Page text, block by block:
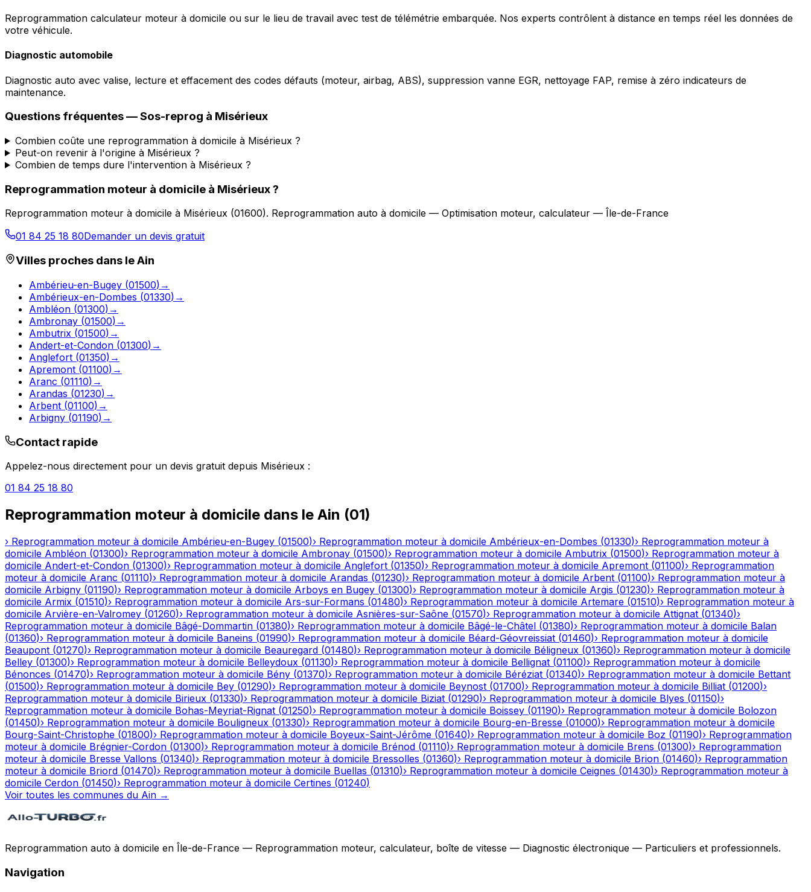
Reprogrammation calculateur moteur à domicile ou sur le lieu de travail avec test de télémétrie embarquée. Nos experts contrôlent à distance en temps réel les données de
votre véhicule.
Diagnostic automobile
Diagnostic auto avec valise, lecture et effacement des codes défauts (moteur, airbag, ABS), suppression vanne EGR, nettoyage FAP, remise à zéro indicateurs de
maintenance.
Questions fréquentes —Sos-reprog à Misérieux
Combien coûte une reprogrammation à domicile à Misérieux ?
Peut-on revenir à l'origine à Misérieux ?
Combien de temps dure l'intervention à Misérieux ?
Reprogrammation moteur à domicile à Misérieux?
Reprogrammation moteur à domicile à Misérieux (01600). Reprogrammation auto à domicile — Optimisation moteur, calculateur — Île-de-France
01 84 25 18 80Demander un devis gratuit
Villes proches dans leAin
Ambérieu-en-Bugey (01500) →
Ambérieux-en-Dombes (01330) →
Ambléon (01300) →
Ambronay (01500) →
Ambutrix (01500) →
Andert-et-Condon (01300) →
Anglefort (01350) →
Apremont (01100) →
Aranc (01110) →
Arandas (01230) →
Arbent (01100) →
Arbigny (01190) →
Contact rapide
Appelez-nous directement pour un devis gratuit depuis Misérieux :
01 84 25 18 80
Reprogrammation moteur à domicile dans le Ain (01)
› Reprogrammation moteur à domicile Ambérieu-en-Bugey (01500)› Reprogrammation moteur à domicile Ambérieux-en-Dombes (01330)› Reprogrammation moteur à
domicile Ambléon (01300)› Reprogrammation moteur à domicile Ambronay (01500)› Reprogrammation moteur à domicile Ambutrix (01500)› Reprogrammation moteur à
domicile Andert-et-Condon (01300)› Reprogrammation moteur à domicile Anglefort (01350)› Reprogrammation moteur à domicile Apremont (01100)› Reprogrammation
moteur à domicile Aranc (01110)› Reprogrammation moteur à domicile Arandas (01230)› Reprogrammation moteur à domicile Arbent (01100)› Reprogrammation moteur à
domicile Arbigny (01190)› Reprogrammation moteur à domicile Arboys en Bugey (01300)› Reprogrammation moteur à domicile Argis (01230)› Reprogrammation moteur à
domicile Armix (01510)› Reprogrammation moteur à domicile Ars-sur-Formans (01480)› Reprogrammation moteur à domicile Artemare (01510)› Reprogrammation moteur à
domicile Arvière-en-Valromey (01260)› Reprogrammation moteur à domicile Asnières-sur-Saône (01570)› Reprogrammation moteur à domicile Attignat (01340)›
Reprogrammation moteur à domicile Bâgé-Dommartin (01380)› Reprogrammation moteur à domicile Bâgé-le-Châtel (01380)› Reprogrammation moteur à domicile Balan
(01360)› Reprogrammation moteur à domicile Baneins (01990)› Reprogrammation moteur à domicile Béard-Géovreissiat (01460)› Reprogrammation moteur à domicile
Beaupont (01270)› Reprogrammation moteur à domicile Beauregard (01480)› Reprogrammation moteur à domicile Béligneux (01360)› Reprogrammation moteur à domicile
Belley (01300)› Reprogrammation moteur à domicile Belleydoux (01130)› Reprogrammation moteur à domicile Bellignat (01100)› Reprogrammation moteur à domicile
Bénonces (01470)› Reprogrammation moteur à domicile Bény (01370)› Reprogrammation moteur à domicile Béréziat (01340)› Reprogrammation moteur à domicile Bettant
(01500)› Reprogrammation moteur à domicile Bey (01290)› Reprogrammation moteur à domicile Beynost (01700)› Reprogrammation moteur à domicile Billiat (01200)›
Reprogrammation moteur à domicile Birieux (01330)› Reprogrammation moteur à domicile Biziat (01290)› Reprogrammation moteur à domicile Blyes (01150)›
Reprogrammation moteur à domicile Bohas-Meyriat-Rignat (01250)› Reprogrammation moteur à domicile Boissey (01190)› Reprogrammation moteur à domicile Bolozon
(01450)› Reprogrammation moteur à domicile Bouligneux (01330)› Reprogrammation moteur à domicile Bourg-en-Bresse (01000)› Reprogrammation moteur à domicile
Bourg-Saint-Christophe (01800)› Reprogrammation moteur à domicile Boyeux-Saint-Jérôme (01640)› Reprogrammation moteur à domicile Boz (01190)› Reprogrammation
moteur à domicile Brégnier-Cordon (01300)› Reprogrammation moteur à domicile Brénod (01110)› Reprogrammation moteur à domicile Brens (01300)› Reprogrammation
moteur à domicile Bresse Vallons (01340)› Reprogrammation moteur à domicile Bressolles (01360)› Reprogrammation moteur à domicile Brion (01460)› Reprogrammation
moteur à domicile Briord (01470)› Reprogrammation moteur à domicile Buellas (01310)› Reprogrammation moteur à domicile Ceignes (01430)› Reprogrammation moteur à
domicile Cerdon (01450)› Reprogrammation moteur à domicile Certines (01240)
Voir toutes les communes du Ain →
Reprogrammation auto à domicile en Île-de-France — Reprogrammation moteur, calculateur, boîte de vitesse — Diagnostic électronique — Particuliers et professionnels.
Navigation